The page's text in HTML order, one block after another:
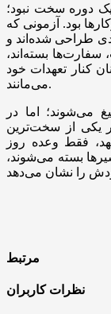
دوره سخت نبود؛
بود. آزمونی که
طراحی شده‌اند و
بسته‌اند،
کنار تعهدات خود
می‌مانند.
می‌شوند؛ اما در
یکی از سخت‌ترین
فقط وعده روز
بسته می‌شوند،
مرتبط
نظرات کاربران